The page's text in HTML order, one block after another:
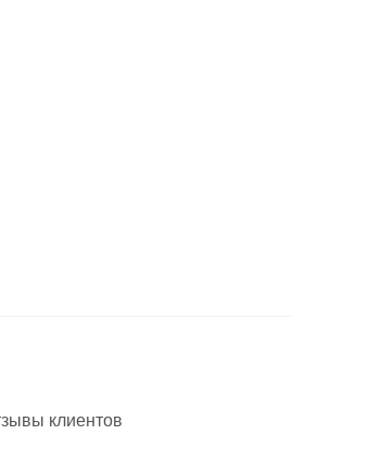
клиентов